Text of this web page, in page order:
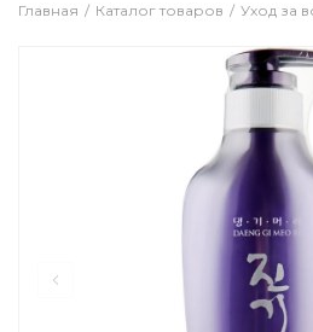
Главная Каталог товаров Уход за